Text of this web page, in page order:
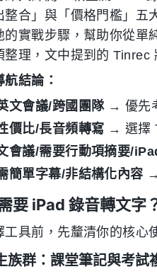
整合」與「價格門檻」
的實戰步驟，幫助你從單
整理，文中提到的 Tinrec
結論：
文會議/跨國團隊→ 優先
價比/長音頻轉寫 → 選擇
會議/需要行動項摘要/
簡單字幕/非結構化內容
要 iPad 錄音轉文字
工具前，先釐清你的核心
族群：課堂筆記與考試